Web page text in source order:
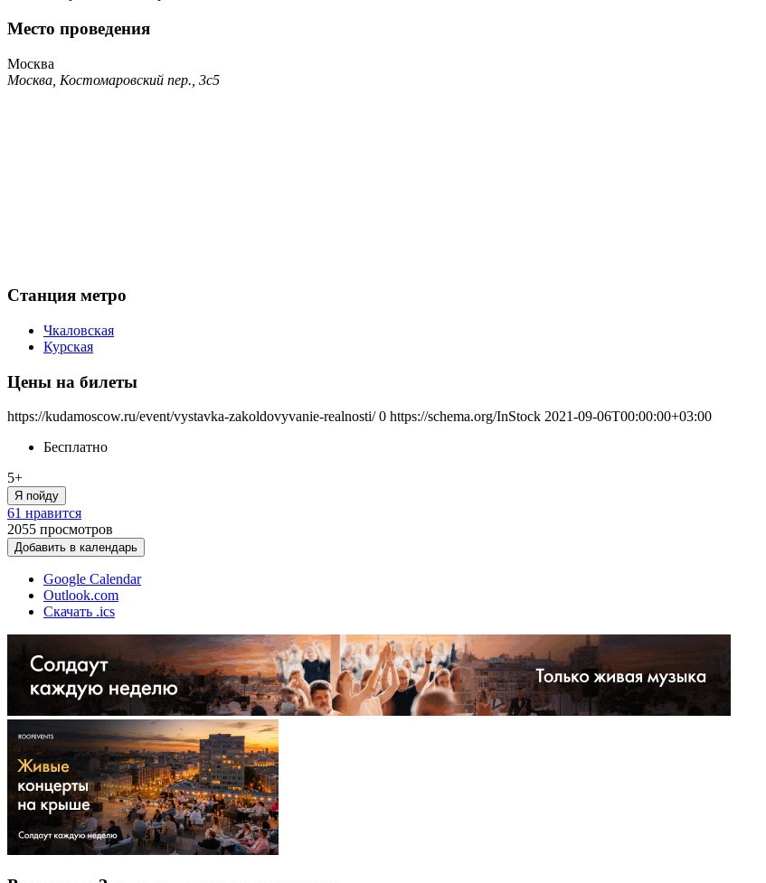
Место проведения
Москва
Москва, Костомаровский пер., 3с5
Станция метро
Чкаловская
Курская
Цены на билеты
https://kudamoscow.ru/event/vystavka-zakoldovyvanie-realnosti/ 0 https://schema.org/InStock 2021-09-06T00:00:00+03:00
Бесплатно
5+
Я пойду
61 нравится
2055 просмотров
Добавить в календарь
Google Calendar
Outlook.com
Скачать .ics